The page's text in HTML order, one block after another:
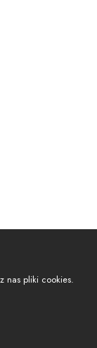
nas pliki cookies.